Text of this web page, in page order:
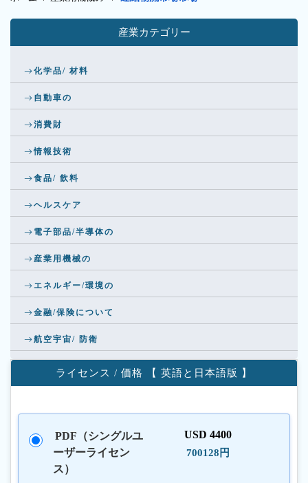
産業カテゴリー
化学品/ 材料
自動車の
消費財
情報技術
食品/ 飲料
ヘルスケア
電子部品/半導体の
産業用機械の
エネルギー/環境の
金融/保険について
航空宇宙/ 防衛
ライセンス / 価格 【 英語と日本語版 】
PDF（シングルユ
ーザーライセン
ス）
USD 4400
700128円